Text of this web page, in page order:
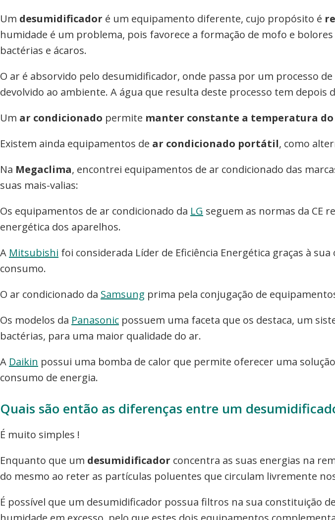
Um desumidificador é um equipamento diferente, cujo propósito é
humidade é um problema, pois favorece a formação de mofo e
bactérias e ácaros.
O ar é absorvido pelo desumidificador, onde passa por um processo
devolvido ao ambiente. A água que resulta deste processo tem
Um ar condicionado permite manter constante a temperatura do
Existem ainda equipamentos de ar condicionado portátil, como
Na Megaclima, encontrei equipamentos de ar condicionado das
suas mais-valias:
Os equipamentos de ar condicionado da LG seguem as normas da CE
energética dos aparelhos.
A Mitsubishi foi considerada Líder de Eficiência Energética graças à
consumo.
O ar condicionado da Samsung prima pela conjugação de
Os modelos da Panasonic possuem uma faceta que os destaca, um
bactérias, para uma maior qualidade do ar.
A Daikin possui uma bomba de calor que permite oferecer uma
consumo de energia.
Quais são então as diferenças entre um
É muito simples !
Enquanto que um desumidificador concentra as suas energias na
do mesmo ao reter as partículas poluentes que circulam livremente
É possível que um desumidificador possua filtros na sua constituição